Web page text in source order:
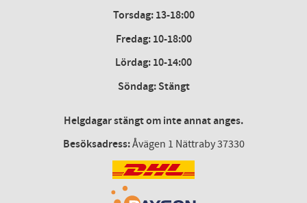
Torsdag:13-18:00
Fredag:10-18:00
Lördag: 10-14:00
Söndag: Stängt
Helgdagar stängt om inte annat anges.
Besöksadress:Åvägen 1 Nättraby 37330